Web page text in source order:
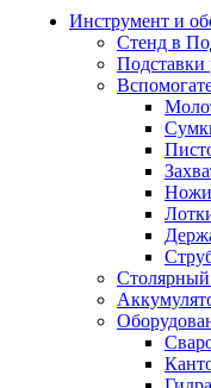
Инструмент и
Стенд в